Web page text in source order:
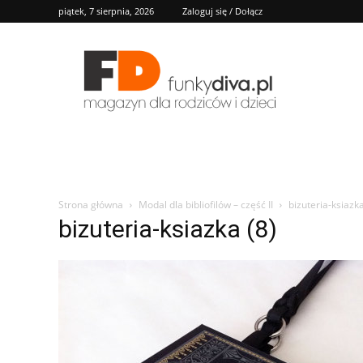
piątek, 7 sierpnia, 2026 Zaloguj się / Dołącz
FD
Strona główna Modal dla bibliofilów – część II bizuteria-
bizuteria-ksiazka (8)